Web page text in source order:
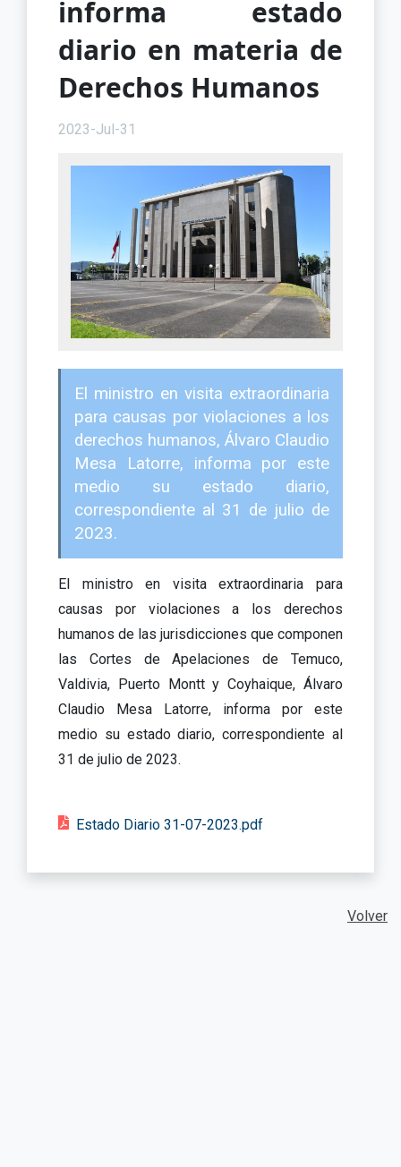
informa estado
diario en materia de
Derechos Humanos
2023-Jul-31
El ministro en visita extraordinaria
para causas por violaciones a los
derechos humanos, Álvaro Claudio
Mesa Latorre, informa por este
medio su estado diario,
correspondiente al 31 de julio de
2023.
El ministro en visita extraordinaria para
causas por violaciones a los derechos
humanos de las jurisdicciones que componen
las Cortes de Apelaciones de Temuco,
Valdivia, Puerto Montt y Coyhaique, Álvaro
Claudio Mesa Latorre, informa por este
medio su estado diario, correspondiente al
31 de julio de 2023.
Estado Diario 31-07-2023.pdf
Volver